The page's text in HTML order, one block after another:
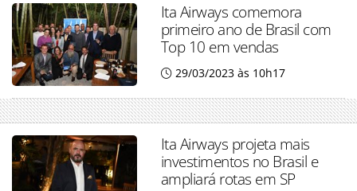
Ita Airways comemora
primeiro ano de Brasil com
Top 10 em vendas
29/03/2023 às 10h17
Ita Airways projeta mais
investimentos no Brasil e
ampliará rotas em SP